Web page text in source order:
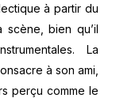
à partir du
bien qu’il
La
à son ami,
perçu comme le